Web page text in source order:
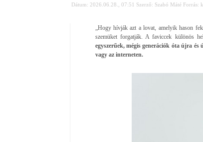
Dátum: 2026.06.28., 07:51 Szerző: Szabó Máté Forrás:
„Hogy hívják azt a lovat, amelyik hason
szemüket forgatják. A faviccek különös
egyszerűek, mégis generációk óta újra
vagy az interneten.